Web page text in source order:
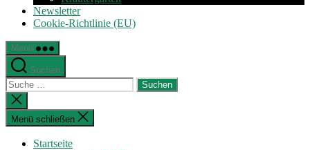
Newsletter
Cookie-Richtlinie (EU)
Menü
Suchen
Suche
nach:
Suche
schließen
Menü schließen
Startseite